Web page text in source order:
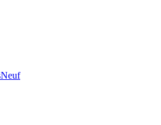
Neuf